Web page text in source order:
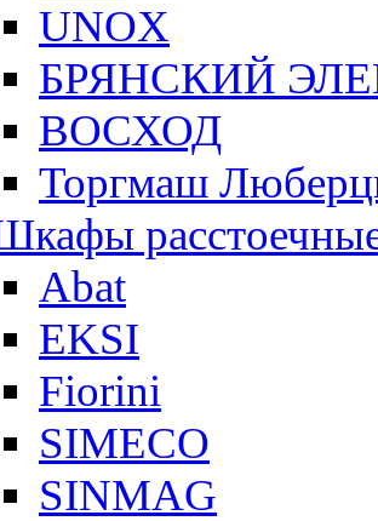
UNOX
БРЯНСКИЙ
ВОСХОД
Торгмаш
Abat
EKSI
Fiorini
SIMECO
SINMAG